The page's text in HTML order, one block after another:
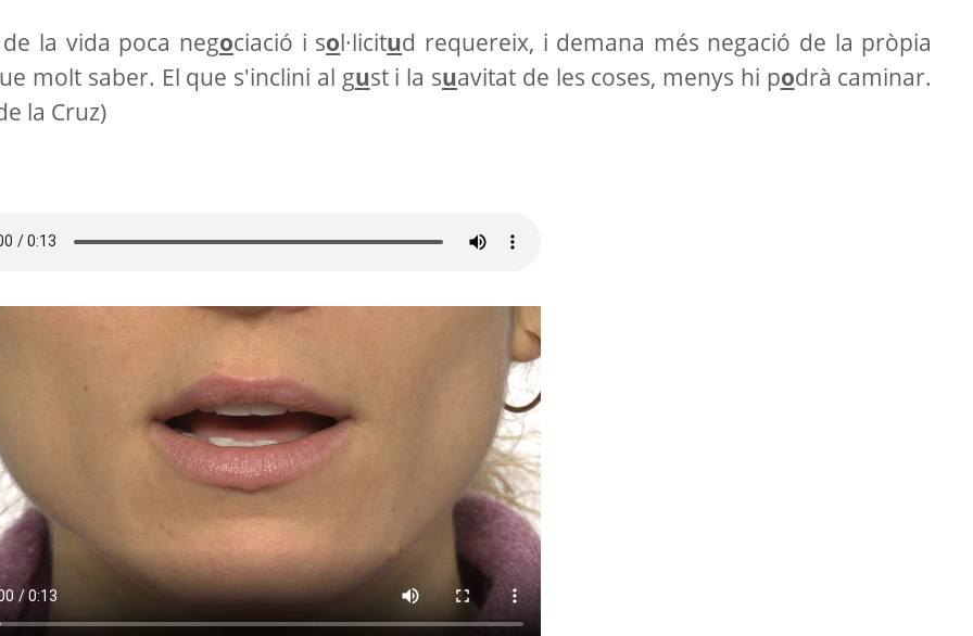
la vida poca negociació i sol·licitud requereix, i demana més negació de la pròpia
molt saber. El que s'inclini al gust i la suavitat de les coses, menys hi podrà caminar.
la Cruz)